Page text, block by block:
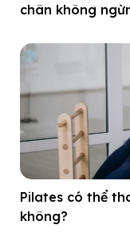
chân không
Pilates có thể
không?